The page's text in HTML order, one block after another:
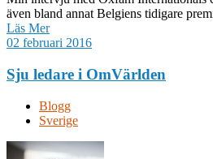
även bland annat Belgiens tidigare
Läs Mer
02 februari 2016
Sju ledare i OmVärlden
Blogg
Sverige